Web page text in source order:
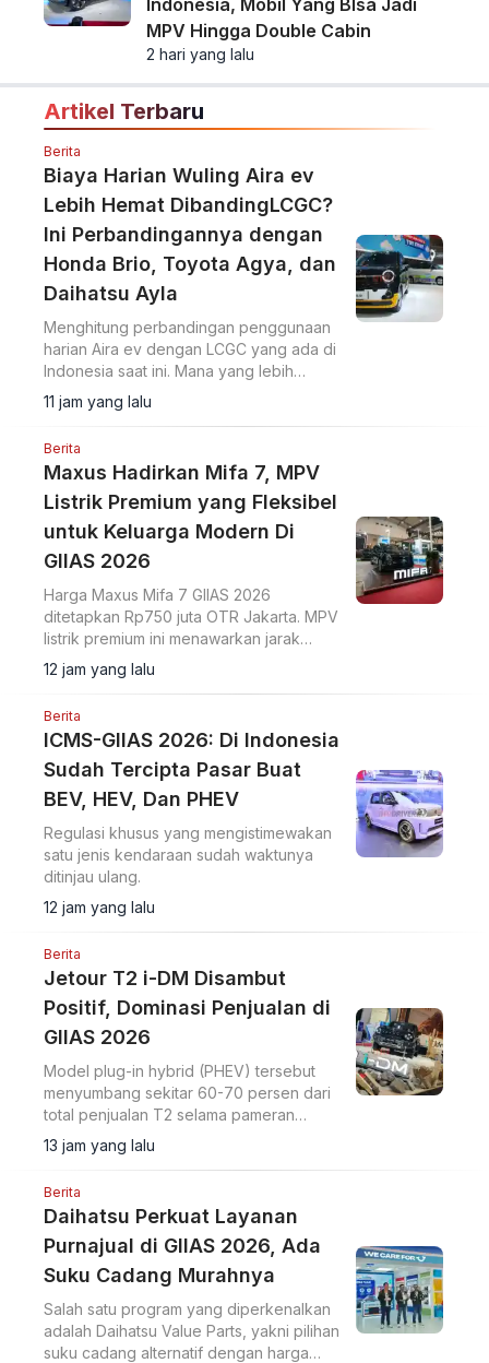
Indonesia, Mobil Yang BIsa Jadi
MPV Hingga Double Cabin
2 hari yang lalu
Artikel Terbaru
Berita
Biaya Harian Wuling Aira ev
Lebih Hemat DibandingLCGC?
Ini Perbandingannya dengan
Honda Brio, Toyota Agya, dan
Daihatsu Ayla
Menghitung perbandingan penggunaan
harian Aira ev dengan LCGC yang ada di
Indonesia saat ini. Mana yang lebih
hemat?
11 jam yang lalu
Berita
Maxus Hadirkan Mifa 7, MPV
Listrik Premium yang Fleksibel
untuk Keluarga Modern Di
GIIAS 2026
Harga Maxus Mifa 7 GIIAS 2026
ditetapkan Rp750 juta OTR Jakarta. MPV
listrik premium ini menawarkan jarak
tempuh 570 km dan ADAS Level 2+.
12 jam yang lalu
Berita
ICMS-GIIAS 2026: Di Indonesia
Sudah Tercipta Pasar Buat
BEV, HEV, Dan PHEV
Regulasi khusus yang mengistimewakan
satu jenis kendaraan sudah waktunya
ditinjau ulang.
12 jam yang lalu
Berita
Jetour T2 i-DM Disambut
Positif, Dominasi Penjualan di
GIIAS 2026
Model plug-in hybrid (PHEV) tersebut
menyumbang sekitar 60-70 persen dari
total penjualan T2 selama pameran
berlangsung.
13 jam yang lalu
Berita
Daihatsu Perkuat Layanan
Purnajual di GIIAS 2026, Ada
Suku Cadang Murahnya
Salah satu program yang diperkenalkan
adalah Daihatsu Value Parts, yakni pilihan
suku cadang alternatif dengan harga